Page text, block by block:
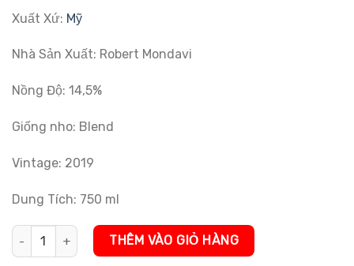
Xuất Xứ: Mỹ
Nhà Sản Xuất: Robert Mondavi
Nồng Độ: 14,5%
Giống nho: Blend
Vintage: 2019
Dung Tích: 750 ml
Rượu Vang Mỹ Robert Mondavi Oakville Cabernet Sauvignon số
THÊM VÀO GIỎ HÀNG